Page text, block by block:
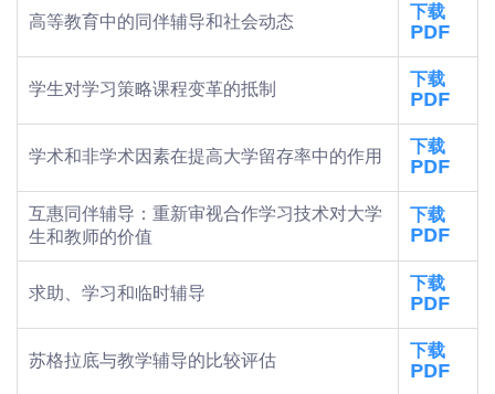
高等教育中的同伴辅导和社会动态
下载
PDF
学生对学习策略课程变革的抵制
下载
PDF
学术和非学术因素在提高大学留存率中的作用
下载
PDF
互惠同伴辅导：重新审视合作学习技术对大学
生和教师的价值
下载
PDF
求助、学习和临时辅导
下载
PDF
苏格拉底与教学辅导的比较评估
下载
PDF